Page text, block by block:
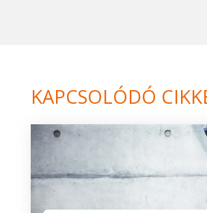
KAPCSOLÓDÓ